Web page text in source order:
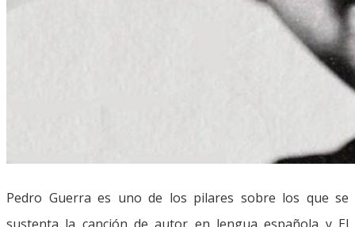
Pedro Guerra es uno de los pilares sobre los que se